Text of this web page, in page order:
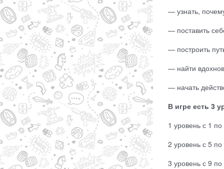
— узнать,
— поставить
— построить
— найти
— начать
В игре есть 3
1 уровень с 1
2 уровень с 5
3 уровень с 9